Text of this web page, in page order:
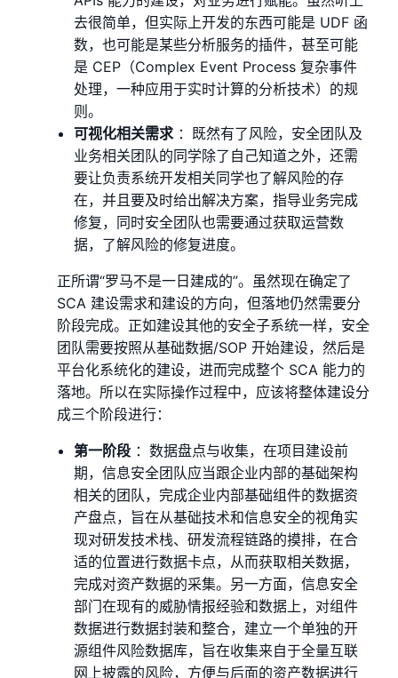
去很简单，但实际上开发的东⻄可能是 UDF 函
数，也可能是某些分析服务的插件，甚至可能
是 CEP（Complex Event Process 复杂事件
处理，一种应用于实时计算的分析技术）的规
则。
可视化相关需求 ：既然有了⻛险，安全团队及
业务相关团队的同学除了自己知道之外，还需
要让负责系统开发相关同学也了解⻛险的存
在，并且要及时给出解决方案，指导业务完成
修复，同时安全团队也需要通过获取运营数
据，了解⻛险的修复进度。
正所谓“罗⻢不是一日建成的”。虽然现在确定了
SCA 建设需求和建设的方向，但落地仍然需要分
阶段完成。正如建设其他的安全子系统一样，安全
团队需要按照从基础数据/SOP 开始建设，然后是
平台化系统化的建设，进而完成整个 SCA 能力的
落地。所以在实际操作过程中，应该将整体建设分
成三个阶段进行：
第一阶段 ：数据盘点与收集，在项目建设前
期，信息安全团队应当跟企业内部的基础架构
相关的团队，完成企业内部基础组件的数据资
产盘点，旨在从基础技术和信息安全的视⻆实
现对研发技术栈、研发流程链路的摸排，在合
适的位置进行数据卡点，从而获取相关数据，
完成对资产数据的采集。另一方面，信息安全
部⻔在现有的威胁情报经验和数据上，对组件
数据进行数据封装和整合，建立一个单独的开
源组件⻛险数据库，旨在收集来自于全量互联
网上披露的⻛险，方便与后面的资产数据进行